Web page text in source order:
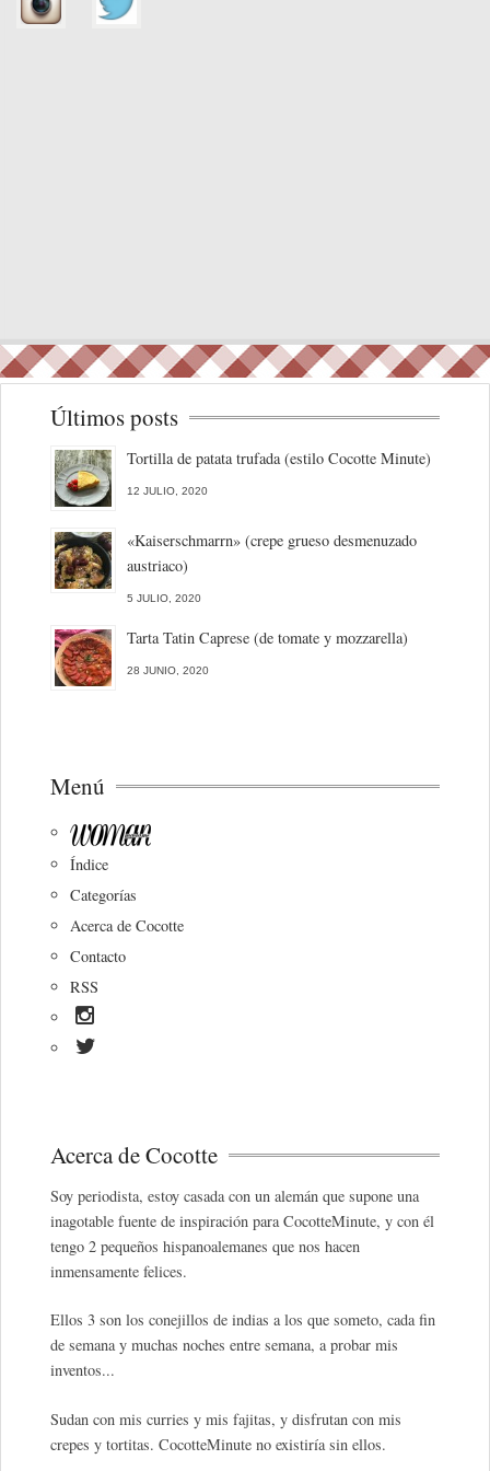
Últimos posts
Tortilla de patata trufada (estilo Cocotte Minute)
12 JULIO, 2020
«Kaiserschmarrn» (crepe grueso desmenuzado
austriaco)
5 JULIO, 2020
Tarta Tatin Caprese (de tomate y mozzarella)
28 JUNIO, 2020
Menú
Índice
Categorías
Acerca de Cocotte
Contacto
RSS
Acerca de Cocotte
Soy periodista, estoy casada con un alemán que supone una
inagotable fuente de inspiración para CocotteMinute, y con él
tengo 2 pequeños hispanoalemanes que nos hacen
inmensamente felices.
Ellos 3 son los conejillos de indias a los que someto, cada fin
de semana y muchas noches entre semana, a probar mis
inventos...
Sudan con mis curries y mis fajitas, y disfrutan con mis
crepes y tortitas. CocotteMinute no existiría sin ellos.